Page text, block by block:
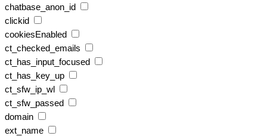
chatbase_anon_id
clickid
cookiesEnabled
ct_checked_emails
ct_has_input_focused
ct_has_key_up
ct_sfw_ip_wl
ct_sfw_passed
domain
ext_name